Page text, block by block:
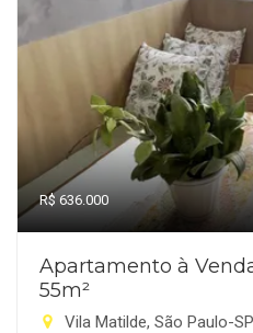
R$ 636.000
Apartamento à
55m²
Vila Matilde, São Paulo-SP